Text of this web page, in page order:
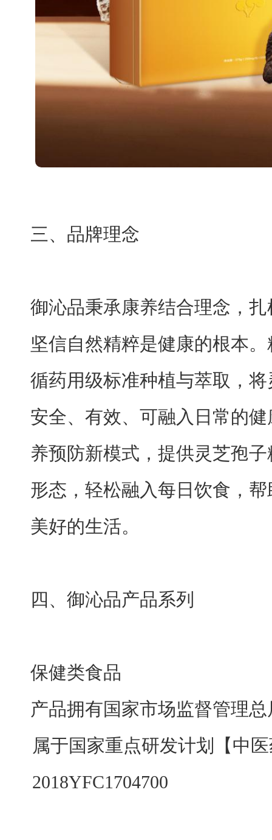
三、品牌理念
御沁品秉承康养结合理念，
坚信自然精粹是健康的根本
循药用级标准种植与萃取，
安全、有效、可融入日常的
养预防新模式，提供灵芝孢
形态，轻松融入每日饮食，
美好的生活。
四、御沁品产品系列
保健类食品
产品拥有国家市场监督管理
属于国家重点研发计划【中
2018YFC1704700